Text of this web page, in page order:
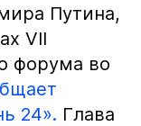
Путина,
VII
форума во
24». Глава